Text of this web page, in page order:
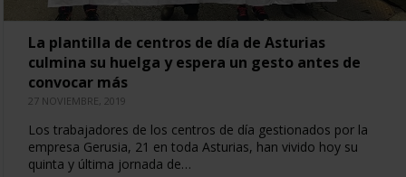
La plantilla de centros de día de Asturias
culmina su huelga y espera un gesto antes de
convocar más
27 NOVIEMBRE, 2019
Los trabajadores de los centros de día gestionados por la
empresa Gerusia, 21 en toda Asturias, han vivido hoy su
quinta y última jornada de…